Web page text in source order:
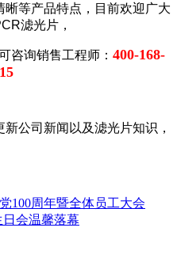
等产品特点，目前欢迎广大
滤光片，
咨询销售工程师： 400-168-
公司新闻以及滤光片知识，
100周年暨全体员工大会
会温馨落幕